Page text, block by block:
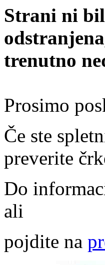
Strani ni
trenutno
Prosimo
Če ste
preverite
Do
ali
pojdite na